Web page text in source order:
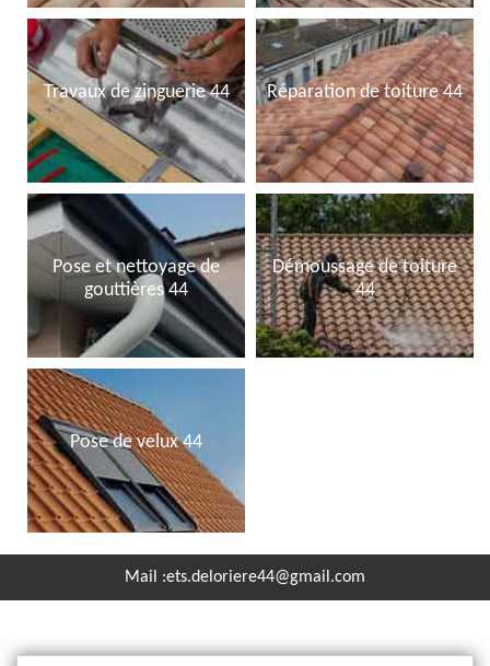
Travaux de zinguerie 44 Réparation de toiture 44
Pose et nettoyage de
gouttières 44
Démoussage de toiture
44
Pose de velux 44
Mail :ets.deloriere44@gmail.com